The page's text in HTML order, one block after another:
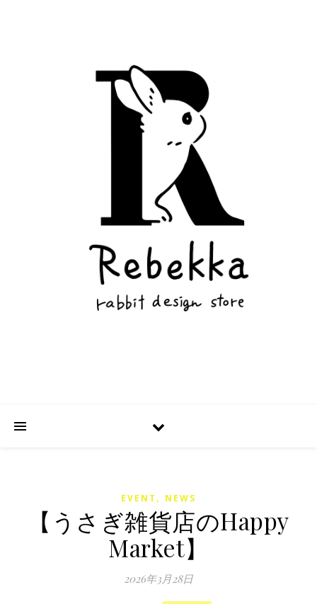
EVENT , NEWS
【うさぎ雑貨店のHappy
Market】
2026年3月28日